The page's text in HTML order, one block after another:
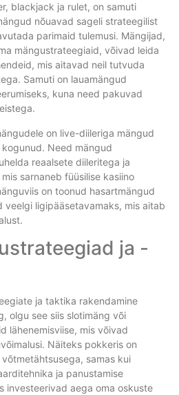
blackjack ja rulet, on samuti
nõuavad sageli strateegilist
parimaid tulemusi. Mängijad,
mängustrateegiaid, võivad leida
mis aitavad neil tutvuda
Samuti on lauamängud
kuna need pakuvad
on live-diileriga mängud
Need mängud
reaalsete diileritega ja
sarnaneb füüsilise kasiino
on toonud hasartmängud
veelgi ligipääsetavamaks, mis aitab
ja -
ja taktika rakendamine
olgu see siis slotimäng või
lähenemisviise, mis võivad
Näiteks pokkeris on
samas kui
ja panustamise
investeerivad aega oma oskuste